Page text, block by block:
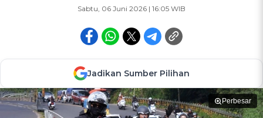
Sabtu, 06 Juni 2026 | 16:05 WIB
Jadikan Sumber Pilihan
Perbesar